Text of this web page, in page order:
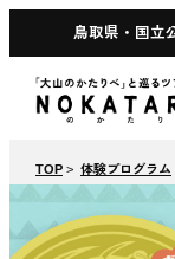
鳥取県・国立
TOP > 体験プログラム